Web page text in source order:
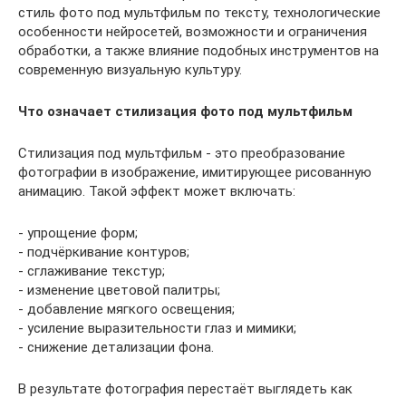
стиль фото под мультфильм по тексту, технологические
особенности нейросетей, возможности и ограничения
обработки, а также влияние подобных инструментов на
современную визуальную культуру.
Что означает стилизация фото под мультфильм
Стилизация под мультфильм - это преобразование
фотографии в изображение, имитирующее рисованную
анимацию. Такой эффект может включать:
- упрощение форм;
- подчёркивание контуров;
- сглаживание текстур;
- изменение цветовой палитры;
- добавление мягкого освещения;
- усиление выразительности глаз и мимики;
- снижение детализации фона.
В результате фотография перестаёт выглядеть как